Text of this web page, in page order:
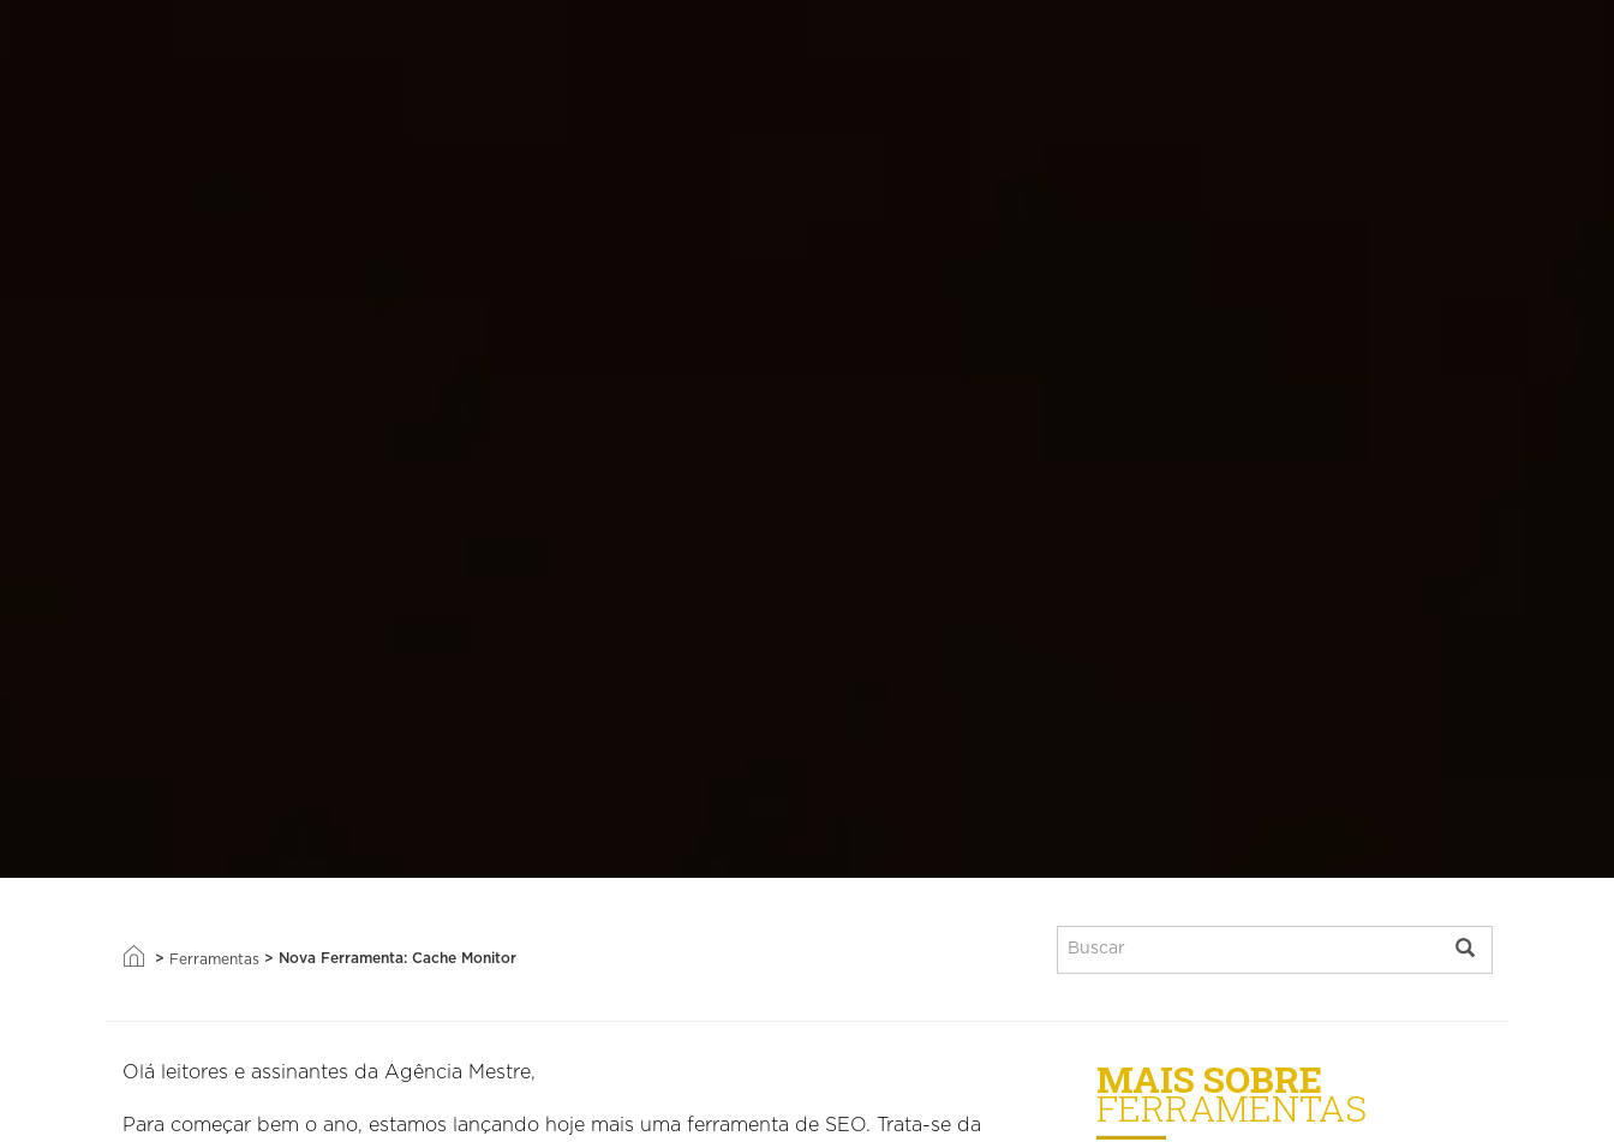
> Ferramentas > Nova Ferramenta: Cache Monitor
Olá leitores e assinantes da Agência Mestre,
Para começar bem o ano, estamos lançando hoje mais uma ferramenta de SEO. Trata-se da
MAIS SOBRE
FERRAMENTAS